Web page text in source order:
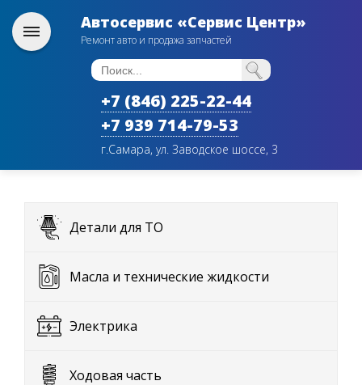
Автосервис «Сервис Центр»
Ремонт авто и продажа запчастей
+7 (846) 225-22-44
+7 939 714-79-53
г.Самара, ул. Заводское шоссе, 3
Детали для ТО
Масла и технические жидкости
Электрика
Ходовая часть